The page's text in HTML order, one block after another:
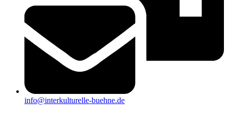
info@interkulturelle-buehne.de